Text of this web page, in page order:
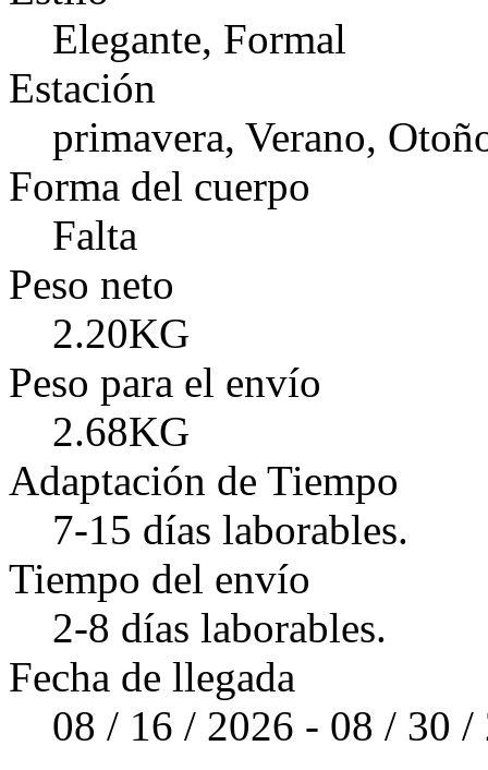
Elegante, Formal
Estación
primavera, Verano,
Forma del cuerpo
Falta
Peso neto
2.20KG
Peso para el envío
2.68KG
Adaptación de Tiempo
7-15 días laborables.
Tiempo del envío
2-8 días laborables.
Fecha de llegada
08 / 16 / 2026 - 08 / 30 /